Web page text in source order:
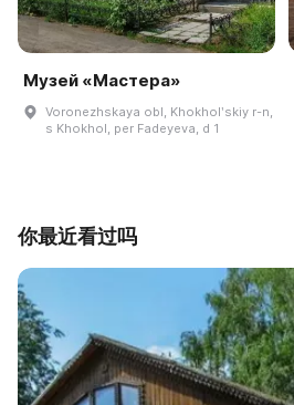
Музей «Мастера»
Voronezhskaya obl, Khokholʹskiy r-n,
s Khokhol, per Fadeyeva, d 1
你最近看过吗